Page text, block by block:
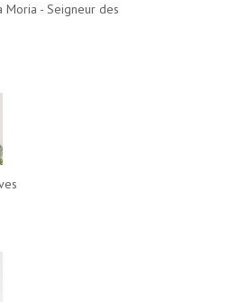
Moria - Seigneur des